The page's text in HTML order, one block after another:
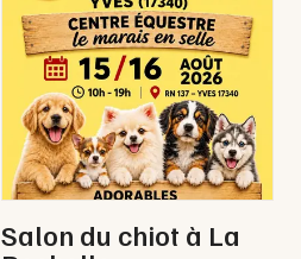
Salon du chiot à La